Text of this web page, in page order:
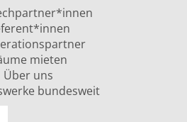
mieten
Über uns
bundesweit